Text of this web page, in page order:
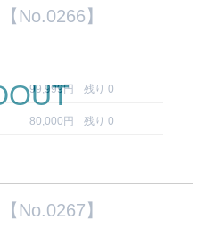
No.0266】
99,999円 残り 0
80,000円 残り 0
No.0267】